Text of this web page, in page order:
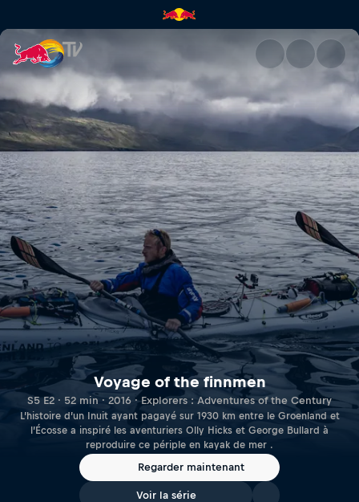
Voyage of the finnmen | Red
Voyage of the finnmen
S5 E2 · 52 min · 2016 · Explorers : Adventures of the Century
L’histoire d’un Inuit ayant pagayé sur 1930 km entre le Groenland et
l’Écosse a inspiré les aventuriers Olly Hicks et George Bullard à
reproduire ce périple en kayak de mer .
Regarder maintenant
Voir la série